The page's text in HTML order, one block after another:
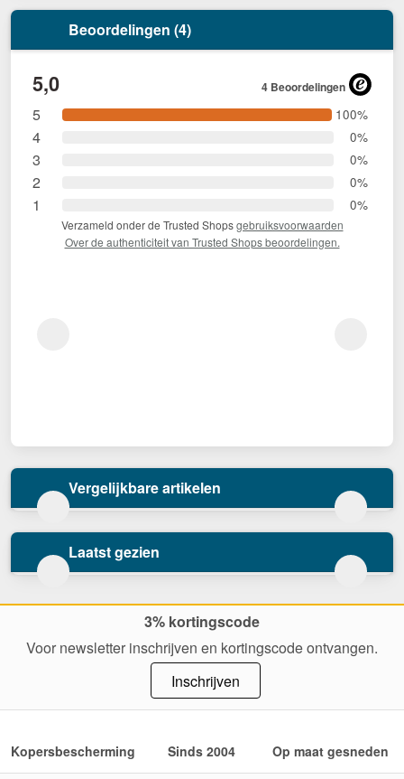
Beoordelingen (4)
5,0 4 Beoordelingen
5 100%
4 0%
3 0%
2 0%
1 0%
Verzameld onder de Trusted Shopsgebruiksvoorwaarden
Over de authenticiteit van Trusted Shops beoordelingen.
Vergelijkbare artikelen
Laatst gezien
3% kortingscode
Voor newsletter inschrijven en kortingscode ontvangen.
Inschrijven
Kopersbescherming Sinds 2004 Op maat gesneden